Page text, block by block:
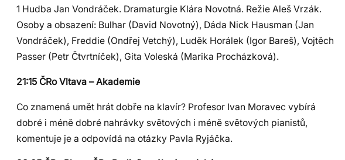
1 Hudba Jan Vondráček. Dramaturgie Klára Novotná. Režie Aleš Vrzák.
Osoby a obsazení: Bulhar (David Novotný), Dáda Nick Hausman (Jan
Vondráček), Freddie (Ondřej Vetchý), Luděk Horálek (Igor Bareš), Vojtěch
Passer (Petr Čtvrtníček), Gita Voleská (Marika Procházková).
21:15 ČRo Vltava – Akademie
Co znamená umět hrát dobře na klavír? Profesor Ivan Moravec vybírá
dobré i méně dobré nahrávky světových i méně světových pianistů,
komentuje je a odpovídá na otázky Pavla Ryjáčka.